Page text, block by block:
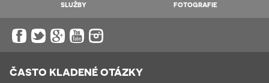
SLUŽBY FOTOGRAFIE
ČASTO KLADENÉ OTÁZKY